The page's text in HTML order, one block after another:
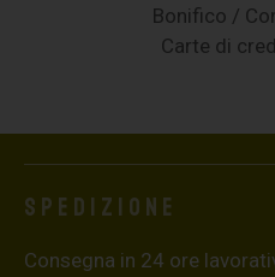
Bonifico /
Carte di
Spedizione
Consegna in 24 ore